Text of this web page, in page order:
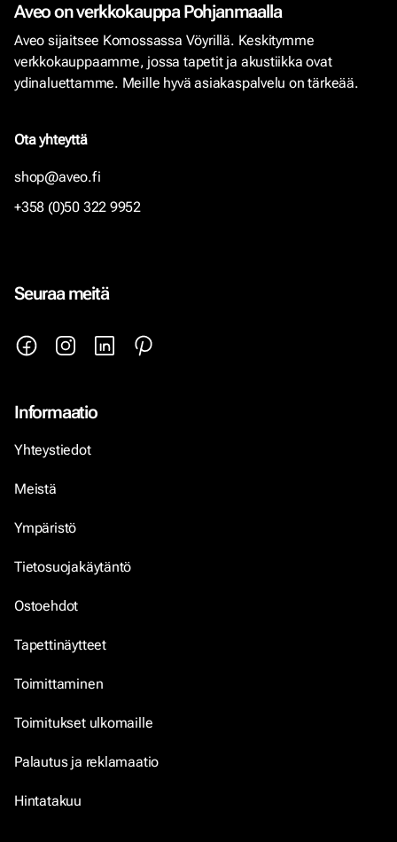
Aveo on verkkokauppa Pohjanmaalla
Aveo sijaitsee Komossassa Vöyrillä. Keskitymme
verkkokauppaamme, jossa tapetit ja akustiikka ovat
ydinaluettamme. Meille hyvä asiakaspalvelu on tärkeää.
Ota yhteyttä
shop@aveo.fi
+358 (0)50 322 9952
Seuraa meitä
Informaatio
Yhteystiedot
Meistä
Ympäristö
Tietosuojakäytäntö
Ostoehdot
Tapettinäytteet
Toimittaminen
Toimitukset ulkomaille
Palautus ja reklamaatio
Hintatakuu